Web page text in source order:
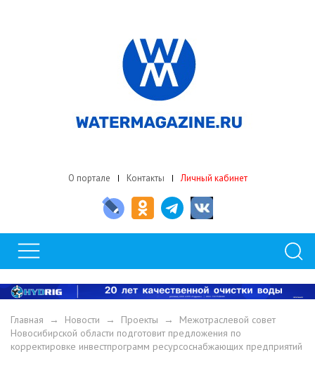
О портале Контакты Личный кабинет
Главная → Новости → Проекты → Межотраслевой совет
Новосибирской области подготовит предложения по
корректировке инвестпрограмм ресурсоснабжающих предприятий